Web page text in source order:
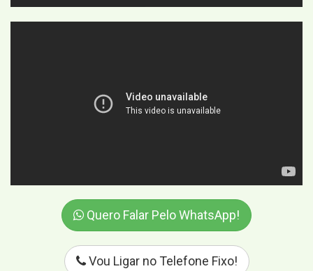
Quero Falar Pelo WhatsApp!
Vou Ligar no Telefone Fixo!